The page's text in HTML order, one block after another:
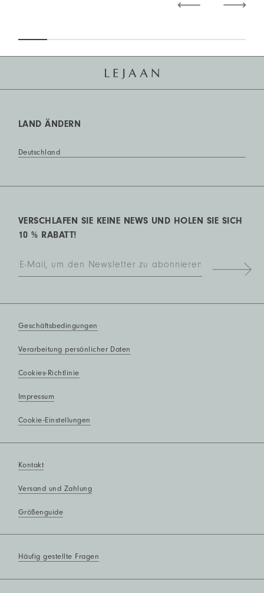
LAND ÄNDERN
Deutschland
VERSCHLAFEN SIE KEINE NEWS UND HOLEN SIE SICH
10 % RABATT!
Geschäftsbedingungen
Verarbeitung persönlicher Daten
Cookies-Richtlinie
Impressum
Cookie-Einstellungen
Kontakt
Versand und Zahlung
Größenguide
Häufig gestellte Fragen